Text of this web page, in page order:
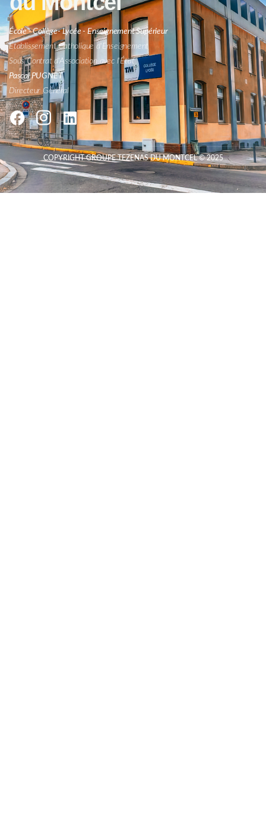
École - Collège- Lycée - Enseignement Supérieur
Établissement Catholique d'Enseignement
Sous Contrat d'Association avec l'État
Pascal PUGNET
Directeur Général
COPYRIGHT GROUPE TEZENAS DU MONTCEL © 2025